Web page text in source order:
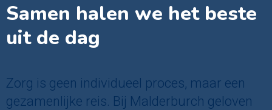
Samen halen we het beste
uit de dag
Zorg is geen individueel proces, maar een
gezamenlijke reis. Bij Malderburch geloven